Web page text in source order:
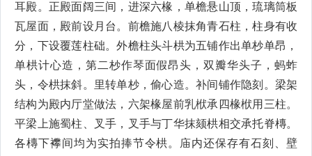
耳殿。正殿面阔三间，进深六椽，单檐悬山顶，琉璃筒板
瓦屋面，殿前设月台。前檐施八棱抹角青石柱，柱身有收
分，下设覆莲柱础。外檐柱头斗栱为五铺作出单杪单昂，
单栱计心造，第二杪作琴面假昂头，双瓣华头子，蚂蚱
头，令栱抹斜。里转单杪，偷心造。补间铺作隐刻。梁架
结构为殿内厅堂做法，六架椽屋前乳栿承四椽栿用三柱。
平梁上施蜀柱、叉手，叉手与丁华抹颏栱相交承托脊槫。
各槫下襻间均为实拍捧节令栱。庙内还保存有石刻、壁